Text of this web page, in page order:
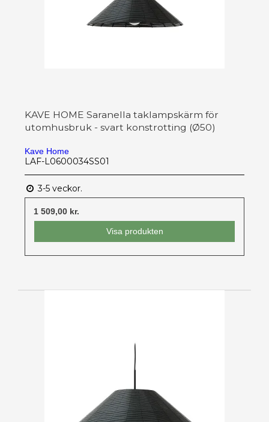
KAVE HOME Saranella taklampskärm för
utomhusbruk - svart konstrotting (Ø50)
Kave Home
LAF-L0600034SS01
3-5 veckor.
1 509,00 kr.
Visa produkten